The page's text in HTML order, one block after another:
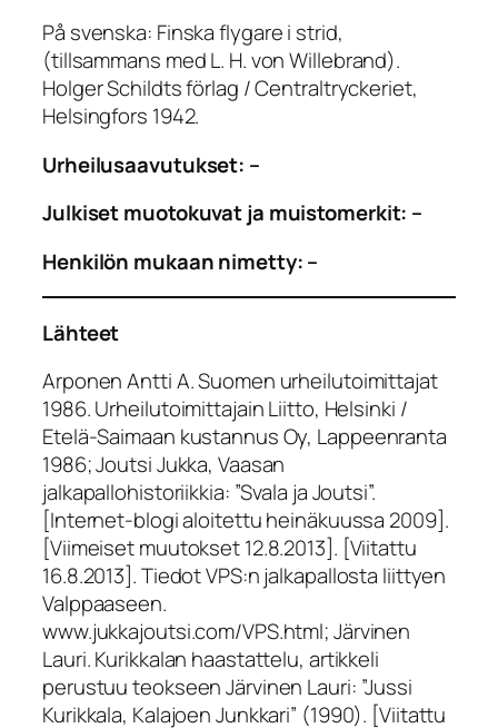
På svenska: Finska flygare i strid,
(tillsammans med L. H. von Willebrand).
Holger Schildts förlag / Centraltryckeriet,
Helsingfors 1942.
Urheilusaavutukset: –
Julkiset muotokuvat ja muistomerkit: –
Henkilön mukaan nimetty: –
Lähteet
Arponen Antti A. Suomen urheilutoimittajat
1986. Urheilutoimittajain Liitto, Helsinki /
Etelä-Saimaan kustannus Oy, Lappeenranta
1986; Joutsi Jukka, Vaasan
jalkapallohistoriikkia: ”Svala ja Joutsi”.
[Internet-blogi aloitettu heinäkuussa 2009].
[Viimeiset muutokset 12.8.2013]. [Viitattu
16.8.2013]. Tiedot VPS:n jalkapallosta liittyen
Valppaaseen.
www.jukkajoutsi.com/VPS.html; Järvinen
Lauri. Kurikkalan haastattelu, artikkeli
perustuu teokseen Järvinen Lauri: ”Jussi
Kurikkala, Kalajoen Junkkari” (1990). [Viitattu